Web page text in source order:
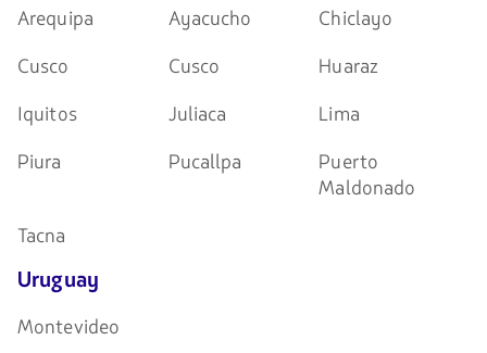
Arequipa Ayacucho
Chiclayo
Cusco
Cusco
Huaraz
Iquitos
Juliaca
Lima
Piura
Pucallpa
Puerto
Maldonado
Tacna
Uruguay
Montevideo